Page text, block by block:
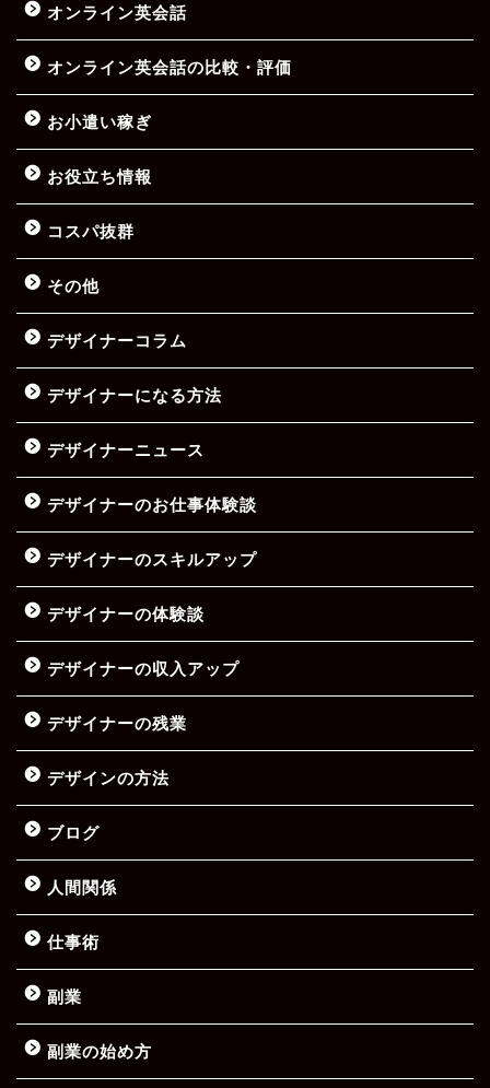
オンライン英会話
オンライン英会話の比較・評価
お小遣い稼ぎ
お役立ち情報
コスパ抜群
その他
デザイナーコラム
デザイナーになる方法
デザイナーニュース
デザイナーのお仕事体験談
デザイナーのスキルアップ
デザイナーの体験談
デザイナーの収入アップ
デザイナーの残業
デザインの方法
ブログ
人間関係
仕事術
副業
副業の始め方